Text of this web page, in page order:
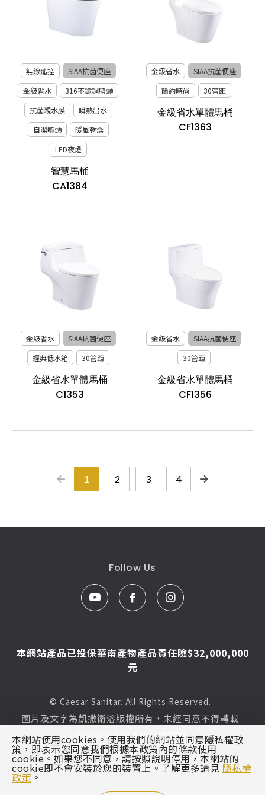
無線遙控
SIAA抗菌便座
金級省水
316不鏽鋼噴頭
抗菌親水膜
瞬熱出水
自潔噴頭
暖風乾燥
LED夜燈
智慧馬桶
CA1384
金級省水
SIAA抗菌便座
簡約時尚
30管距
金級省水單體馬桶
CF1363
金級省水
SIAA抗菌便座
經典低水箱
30管距
金級省水單體馬桶
C1353
金級省水
SIAA抗菌便座
30管距
金級省水單體馬桶
CF1356
1 2 3 4
Follow Us
本網站產品已投保華南產物產品責任險$32,000,000
元
© Caesar Sanitar. All Rights Reserved.
圖片及文字為凱撒衛浴版權所有，未經同意不得轉載
Designed ByMINMAX 網頁設計
區域
本網站使用cookies。使用我們的網站並同意隱私權政
策，即表示您同意我們根據本政策內的條款使用
cookie。如果您不同意，請按照說明停用，本網站的
cookie即不會安裝於您的裝置上。了解更多請見 隱私權
政策 。